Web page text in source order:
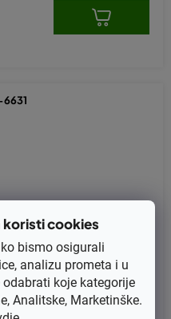
cookies
bismo osigurali
analizu prometa i u
koje kategorije
Analitske, Marketinške.